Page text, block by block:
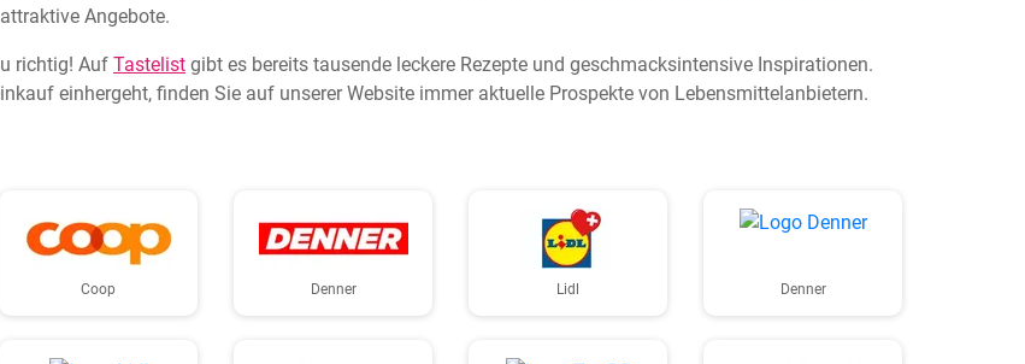
Angebote.
richtig! Auf Tastelist gibt es bereits tausende leckere Rezepte und geschmacksintensive Inspirationen.
einhergeht, finden Sie auf unserer Website immer aktuelle Prospekte von Lebensmittelanbietern.
Coop Denner Lidl Denner